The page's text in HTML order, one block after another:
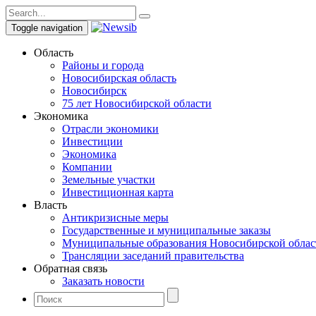
Toggle navigation
Область
Районы и города
Новосибирская область
Новосибирск
75 лет Новосибирской области
Экономика
Отрасли экономики
Инвестиции
Экономика
Компании
Земельные участки
Инвестиционная карта
Власть
Антикризисные меры
Государственные и муниципальные заказы
Муниципальные образования Новосибирской
Трансляции заседаний правительства
Обратная связь
Заказать новости